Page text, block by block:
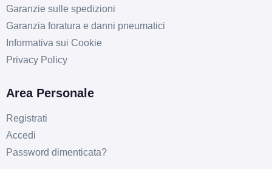
FONDMETAL 9rr Matt
Black 4 fori 17" 7X17
Foro centrale: 75mm
FONDMETAL 9rr Glossy
Silver 4 fori 17" 7X17
Garanzie sulle spedizioni
Garanzia foratura e danni pneumatici
Informativa sui Cookie
Privacy Policy
Area Personale
Registrati
Accedi
Password dimenticata?